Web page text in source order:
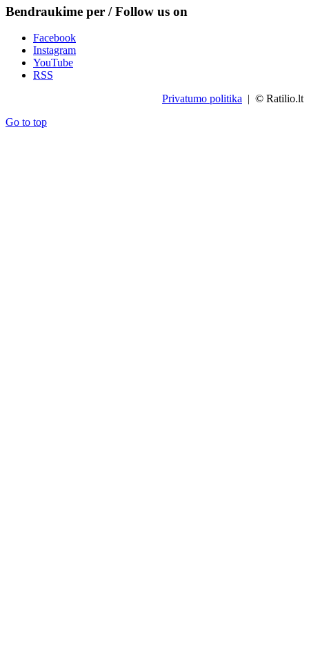
Bendraukime per / Follow us on
Facebook
Instagram
YouTube
RSS
Privatumo politika | © Ratilio.lt
Go to top